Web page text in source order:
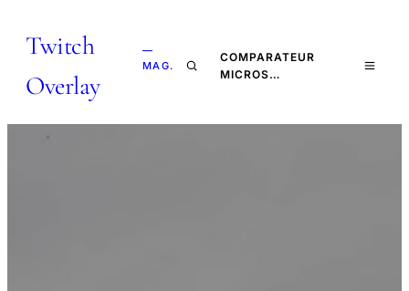
Twitch
Overlay
—
MAG.
COMPARATEUR
MICROS…